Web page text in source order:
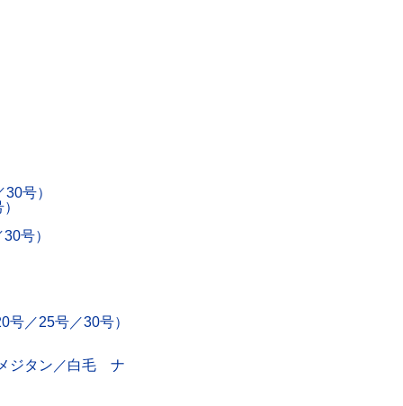
号）
号）
／25号／30号）
ジタン／白毛 ナ